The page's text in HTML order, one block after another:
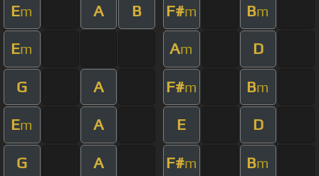
Em A B F#m Bm
Em Am D
G A F#m Bm
Em A E D
G A F#m Bm